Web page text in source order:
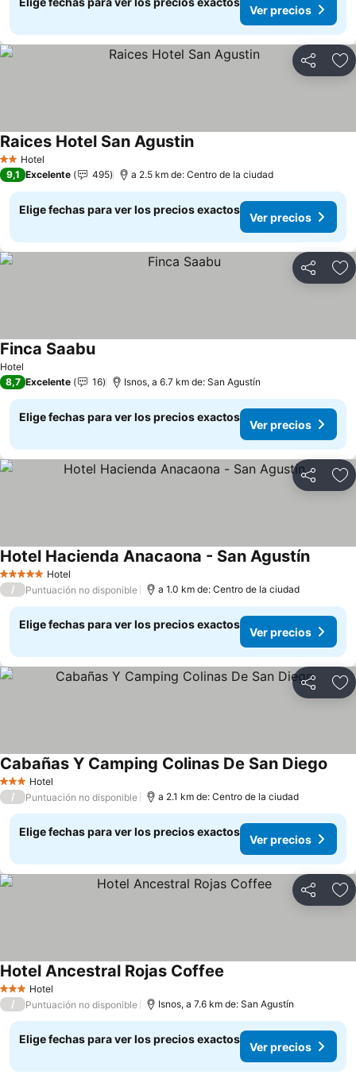
Ver precios
Compartir
2 Estrellas
Hotel
Raices Hotel San AgustinVer precios
9,1 Excelente 495 a 2.5 km de: Centro de la ciudad
Elige fechas para ver los precios exactos
Ver precios
Compartir
Hotel
Finca SaabuVer precios
8,7 Excelente 16 Isnos, a 6.7 km de: San Agustín
Elige fechas para ver los precios exactos
Ver precios
Compartir
5 Estrellas Hotel
Hotel Hacienda Anacaona - San AgustínVer
/ Puntuación no disponible a 1.0 km de: Centro de la ciudad
Elige fechas para ver los precios exactos
Ver precios
Compartir
3 Estrellas
Hotel
Cabañas Y Camping Colinas De San Diego
/ Puntuación no disponible a 2.1 km de: Centro de la ciudad
Elige fechas para ver los precios exactos
Ver precios
Compartir
3 Estrellas
Hotel
Hotel Ancestral Rojas Coffee
/ Puntuación no disponible Isnos, a 7.6 km de: San Agustín
Elige fechas para ver los precios exactos
Ver precios